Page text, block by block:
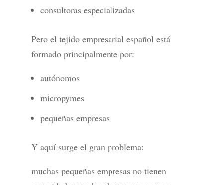
consultoras especializadas
Pero el tejido empresarial español está
formado principalmente por:
autónomos
micropymes
pequeñas empresas
Y aquí surge el gran problema:
muchas pequeñas empresas no tienen